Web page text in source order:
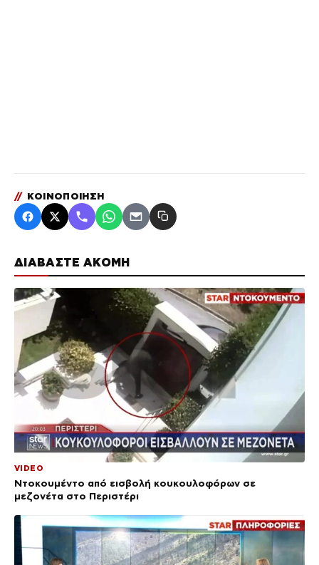
ΔΙΑΒΑΣΤΕ ΑΚΟΜΗ
VIDEO
Ντοκουμέντο από εισβολή κουκουλοφόρων σε
μεζονέτα στο Περιστέρι
// ΚΟΙΝΟΠΟΙΗΣΗ